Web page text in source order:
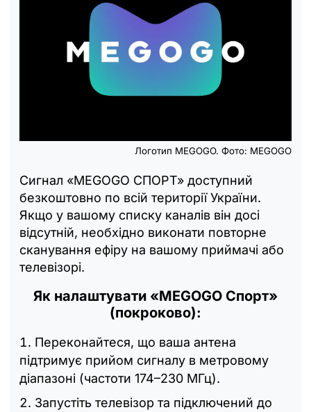
Логотип MEGOGO. Фото: MEGOGO
Сигнал «MEGOGO СПОРТ» доступний
безкоштовно по всій території України.
Якщо у вашому списку каналів він досі
відсутній, необхідно виконати повторне
сканування ефіру на вашому приймачі або
телевізорі.
Як налаштувати «MEGOGO Спорт»
(покроково):
Переконайтеся, що ваша антена
підтримує прийом сигналу в метровому
діапазоні (частоти 174–230 МГц).
Запустіть телевізор та підключений до